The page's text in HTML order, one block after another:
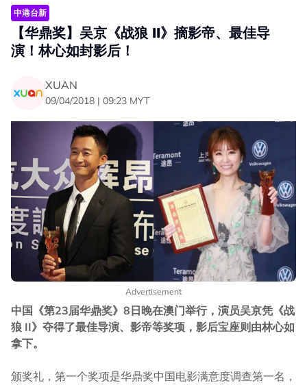
中港台新
【华鼎奖】吴京《战狼 II》摘影帝、最佳导
演！林心如封影后！
XUAN
09/04/2018 | 09:23 MYT
Advertisement
中国《第23届华鼎奖》8日晚在澳门举行，演员吴京凭《战
狼 II》夺得了最佳导演、影帝等奖项，影后宝座则由林心如
拿下。
颁奖礼，第一个奖项是华鼎奖中国电影满意度调查第一名，